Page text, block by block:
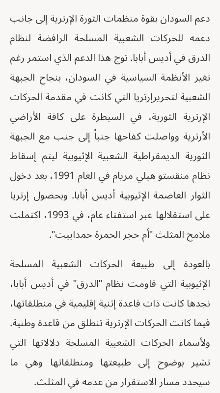
دعم السودان بقوة منظمات الثورة الإرترية إلى جانب
دعمه للحركات الشعبية المسلحة الرافضة لنظام
الدرق في أديس أبابا. توج هذا الدعم الذي استمر رغم
تغير الأنظمة السياسية في السودان، بنجاح الجبهة
الشعبية لتحريرإرتريا التي كانت في مقدمة الحركات
الإرترية الثورية، في السيطرة على كافة الأراضي
الأرترية وواصلت كفاحها جنباً إلى جنب مع الجبهة
الثورية الديمقراطية الشعبية الإثيوبية ليتم إسقاط
نظام منقستو هيلي مريام في العام 1991، بعد دخول
الثوار العاصمة الإثيوبية أديس أبابا. وبحصول إرتريا
على استقلالها عبر استفتاء عام، في 1993، اكتملت
ملامح المثلث "أم حجر الحمرة حمداييت".
بالعودة إلى طبيعة الحركات الشعبية المسلحة
الإثيوبية التي قاومت نظام "الدرق" في أديس أبابا،
نجدها كانت ذات قاعدة إثنية إقليمية في منطلقاتها،
فيما كانت الحركات الإرترية تنطلق من قاعدة وطنية.
ولأسماء الحركات الشعبية المسلحة دلالاتها التي
تشير بوضوح إلى طبيعتها ومنطلقاتها وهي ما
سيحدد مسار الاستقرار من عدمه في المثلث.